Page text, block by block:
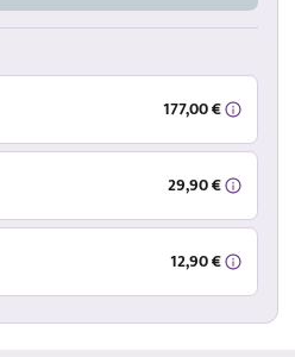
177,00 €
29,90 €
12,90 €